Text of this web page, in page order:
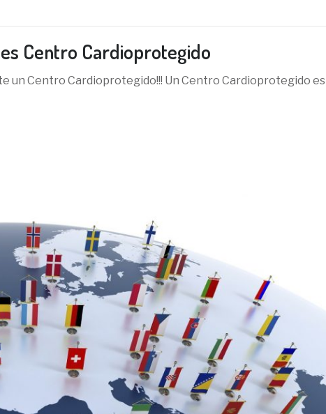
Centro Cardioprotegido
un Centro Cardioprotegido!!! Un Centro Cardioprotegido